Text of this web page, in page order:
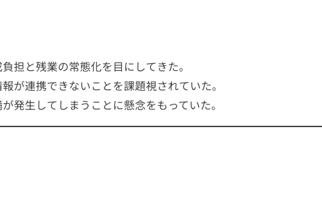
担と残業の常態化を目にしてきた。
が連携できないことを課題視されていた。
発生してしまうことに懸念をもっていた。